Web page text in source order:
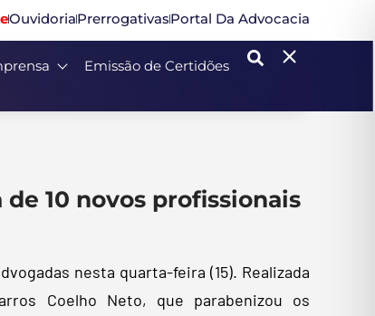
OuvidoriaPrerrogativasPortal Da Advocacia
Emissão de Certidões
10 novos profissionais
nesta quarta-feira (15). Realizada
Coelho Neto, que parabenizou os